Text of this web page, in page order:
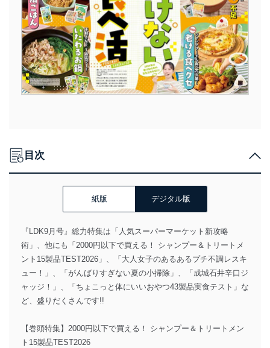
目次
紙版 デジタル版
『LDK9月号』総力特集は「人気スーパーマーケット新攻略
術」、他にも「2000円以下で買える！ シャンプー＆トリートメ
ント15製品TEST2026」、「大人女子のあるあるプチ不調レスキ
ュー！」、「がんばりすぎない夏の小掃除」、「成城石井辛口ジ
ャッジ！」、「ちょこっと体にいいおやつ43製品実食テスト」な
ど、盛りだくさんです!!
【巻頭特集】2000円以下で買える！ シャンプー＆トリートメン
ト15製品TEST2026